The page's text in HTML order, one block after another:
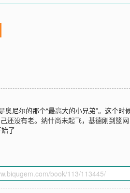
尼尔的那个“最高大的小兄弟”。这个时
还没有老。纳什尚未起飞，基德刚到篮
了